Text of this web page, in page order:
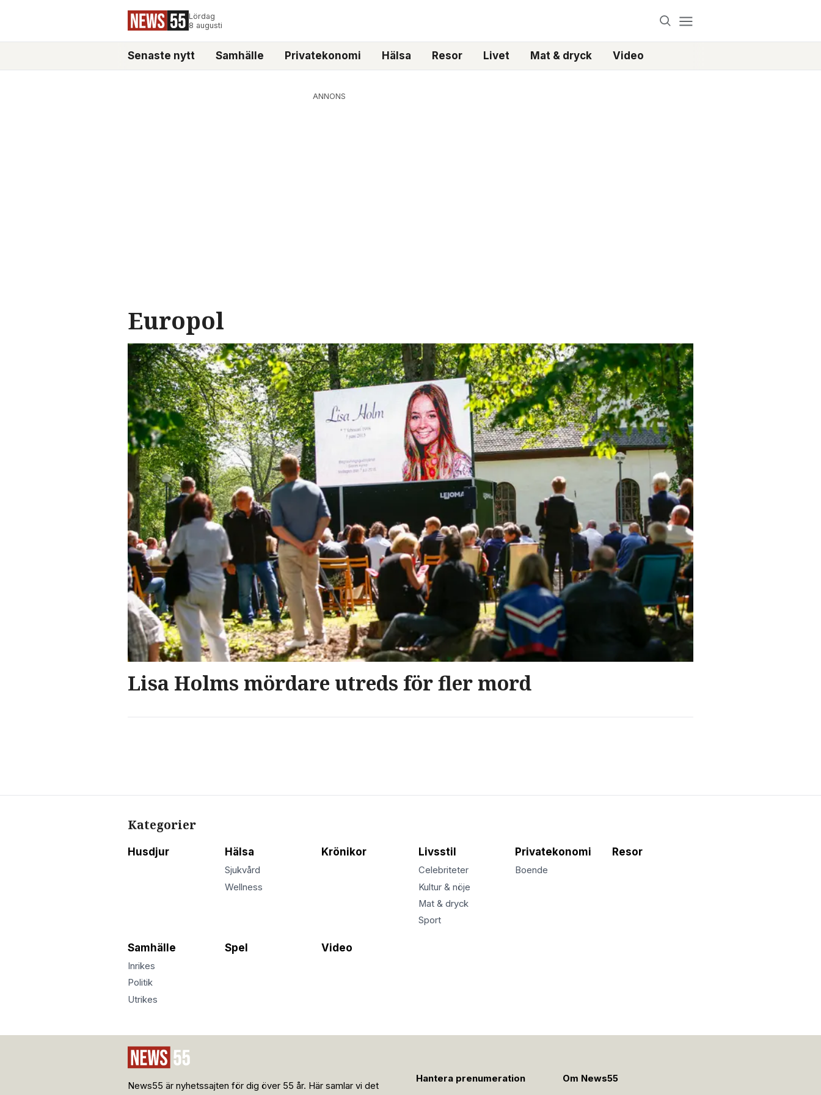
Lördag
8 augusti
Senaste nytt Samhälle Privatekonomi Hälsa Resor Livet Mat & dryck Video
ANNONS
Europol
Lisa Holms mördare utreds för fler mord
Kategorier
Husdjur Hälsa
Sjukvård
Wellness
Krönikor Livsstil
Celebriteter
Kultur & nöje
Mat & dryck
Sport
Privatekonomi
Boende
Resor
Samhälle
Inrikes
Politik
Utrikes
Spel Video
News55 är nyhetssajten för dig över 55 år. Här samlar vi det
Hantera prenumeration Om News55